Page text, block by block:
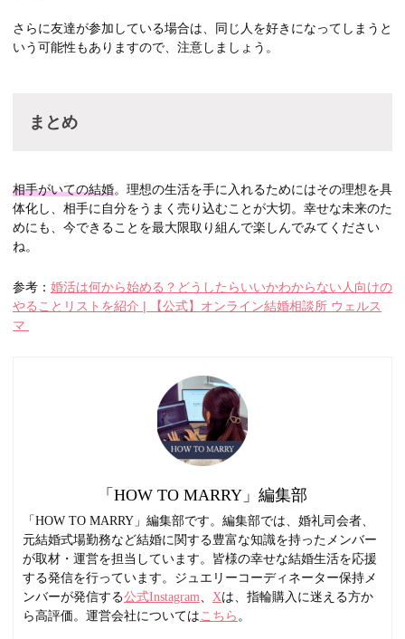
さらに友達が参加している場合は、同じ人を好きになってしまうと
いう可能性もありますので、注意しましょう。
まとめ
相手がいての結婚。理想の生活を手に入れるためにはその理想を具
体化し、相手に自分をうまく売り込むことが大切。幸せな未来のた
めにも、今できることを最大限取り組んで楽しんでみてください
ね。
参考： 婚活は何から始める？ どうしたらいいかわからない人向けの
やることリストを紹介 | 【公式】オンライン結婚相談所 ウェルス
マ
「HOW TO MARRY」編集部
「HOW TO MARRY」編集部です。編集部では、婚礼司会者、
元結婚式場勤務など結婚に関する豊富な知識を持ったメンバー
が取材・運営を担当しています。皆様の幸せな結婚生活を応援
する発信を行っています。ジュエリーコーディネーター保持メ
ンバーが発信する公式Instagram Xは、指輪購入に迷える方か
ら高評価。運営会社については こちら 。